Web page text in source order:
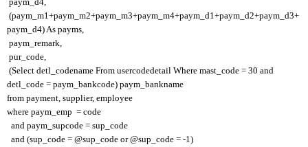
(paym_m1+paym_m2+paym_m3+paym_m4+paym_d1+paym_d2+paym_d3+
paym_d4) As payms,
paym_remark,
pur_code,
(Select detl_codename From usercodedetail Where mast_code = 30 and
detl_code = paym_bankcode) paym_bankname
from payment, supplier, employee
where paym_emp = code
and paym_supcode = sup_code
and (sup_code = @sup_code or @sup_code = -1)